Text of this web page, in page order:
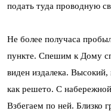
подать туда проводную
Не более получаса
пункте. Спешим к Дому
виден издалека.
как решето. С
Взбегаем по ней. Близко